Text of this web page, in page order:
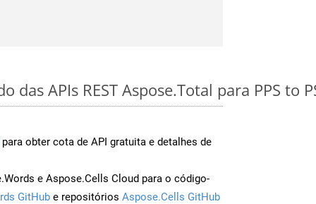
das APIs REST Aspose.Total para PPS to
para obter cota de API gratuita e detalhes de
e Aspose.Cells Cloud para o código-
GitHub e repositórios Aspose.Cells GitHub